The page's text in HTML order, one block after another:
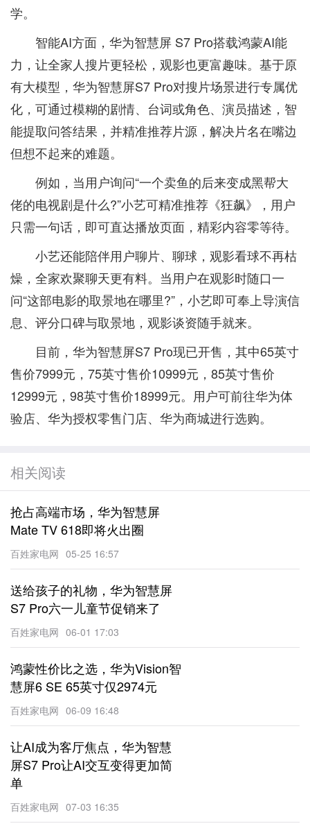
学。
智能AI方面，华为智慧屏 S7 Pro搭载鸿蒙AI能
力，让全家人搜片更轻松，观影也更富趣味。基于原
有大模型，华为智慧屏S7 Pro对搜片场景进行专属优
化，可通过模糊的剧情、台词或角色、演员描述，智
能提取问答结果，并精准推荐片源，解决片名在嘴边
但想不起来的难题。
例如，当用户询问“一个卖鱼的后来变成黑帮大
佬的电视剧是什么?”小艺可精准推荐《狂飙》，用户
只需一句话，即可直达播放页面，精彩内容零等待。
小艺还能陪伴用户聊片、聊球，观影看球不再枯
燥，全家欢聚聊天更有料。当用户在观影时随口一
问“这部电影的取景地在哪里?”，小艺即可奉上导演信
息、评分口碑与取景地，观影谈资随手就来。
目前，华为智慧屏S7 Pro现已开售，其中65英寸
售价7999元，75英寸售价10999元，85英寸售价
12999元，98英寸售价18999元。用户可前往华为体
验店、华为授权零售门店、华为商城进行选购。
相关阅读
抢占高端市场，华为智慧屏
Mate TV 618即将火出圈
百姓家电网 05-25 16:57
送给孩子的礼物，华为智慧屏
S7 Pro六一儿童节促销来了
百姓家电网 06-01 17:03
鸿蒙性价比之选，华为Vision智
慧屏6 SE 65英寸仅2974元
百姓家电网 06-09 16:48
让AI成为客厅焦点，华为智慧
屏S7 Pro让AI交互变得更加简
单
百姓家电网 07-03 16:35